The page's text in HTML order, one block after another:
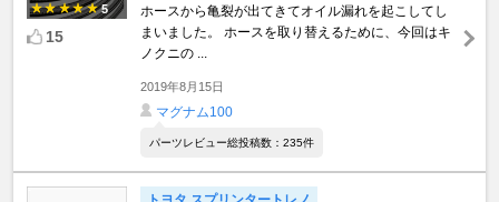
5
15
ホースから亀裂が出てきてオイル漏れを起こしてし
まいました。 ホースを取り替えるために、今回はキ
ノクニの ...
2019年8月15日
マグナム100
パーツレビュー総投稿数：235件